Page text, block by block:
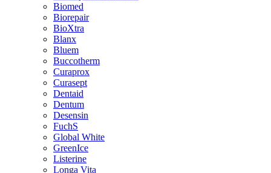
Biomed
Biorepair
BioXtra
Blanx
Bluem
Buccotherm
Curaprox
Curasept
Dentaid
Dentum
Desensin
FuchS
Global White
GreenIce
Listerine
Longa Vita